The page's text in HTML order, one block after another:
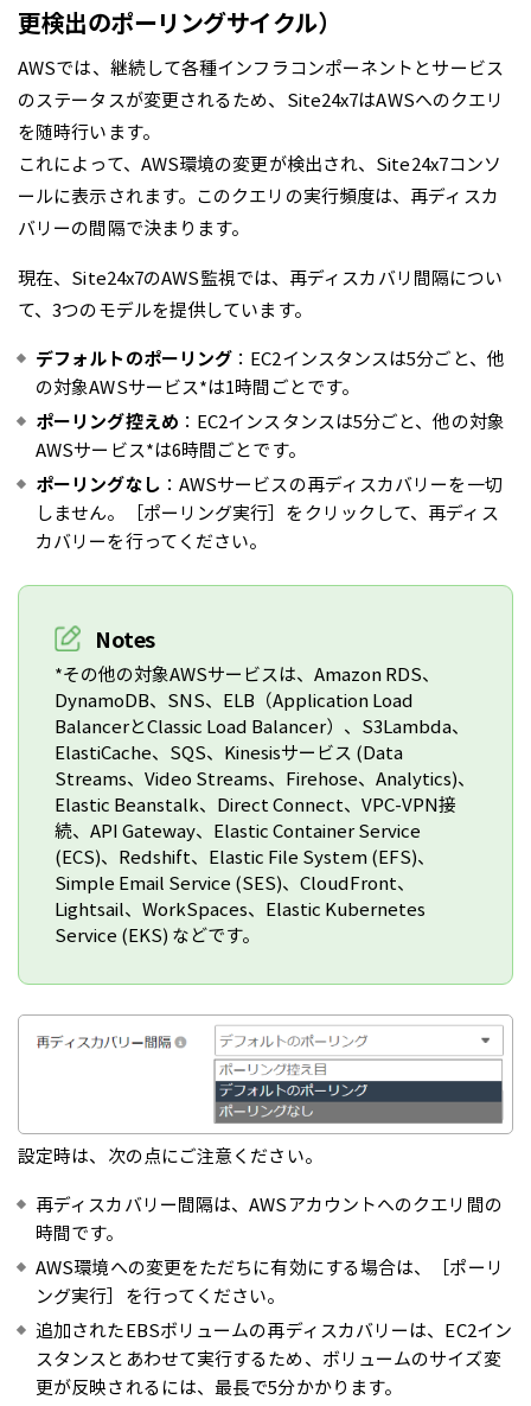
更検出のポーリングサイクル）
AWSでは、継続して各種インフラコンポーネントとサービス
のステータスが変更されるため、Site24x7はAWSへのクエリ
を随時行います。
これによって、AWS環境の変更が検出され、Site24x7コンソ
ールに表示されます。このクエリの実行頻度は、再ディスカ
バリーの間隔で決まります。
現在、Site24x7のAWS監視では、再ディスカバリ間隔につい
て、3つのモデルを提供しています。
デフォルトのポーリング ：EC2インスタンスは5分ごと、他
の対象AWSサービス*は1時間ごとです。
ポーリング控えめ ：EC2インスタンスは5分ごと、他の対象
AWSサービス*は6時間ごとです。
ポーリングなし ：AWSサービスの再ディスカバリーを一切
しません。［ポーリング実行］をクリックして、再ディス
カバリーを行ってください。
Notes
*その他の対象AWSサービスは、Amazon RDS、
DynamoDB、SNS、ELB（Application Load
BalancerとClassic Load Balancer）、S3Lambda、
ElastiCache、SQS、Kinesisサービス (Data
Streams、Video Streams、Firehose、Analytics)、
Elastic Beanstalk、Direct Connect、VPC-VPN接
続、API Gateway、Elastic Container Service
(ECS)、Redshift、Elastic File System (EFS)、
Simple Email Service (SES)、CloudFront、
Lightsail、WorkSpaces、Elastic Kubernetes
Service (EKS) などです。
設定時は、次の点にご注意ください。
再ディスカバリー間隔は、AWSアカウントへのクエリ間の
時間です。
AWS環境への変更をただちに有効にする場合は、［ポーリ
ング実行］を行ってください。
追加されたEBSボリュームの再ディスカバリーは、EC2イン
スタンスとあわせて実行するため、ボリュームのサイズ変
更が反映されるには、最長で5分かかります。